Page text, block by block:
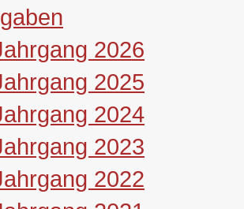
2026
2025
2024
2023
2022